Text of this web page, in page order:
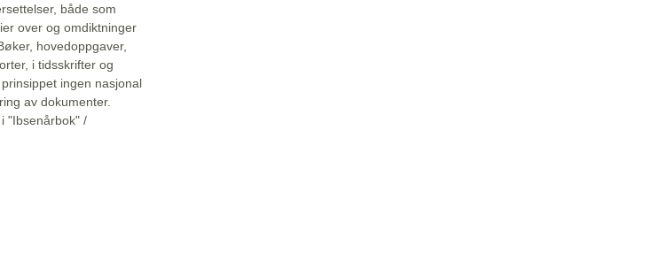
både som
over og omdiktninger
hovedoppgaver,
i tidsskrifter og
ingen nasjonal
av dokumenter.
"Ibsenårbok" /